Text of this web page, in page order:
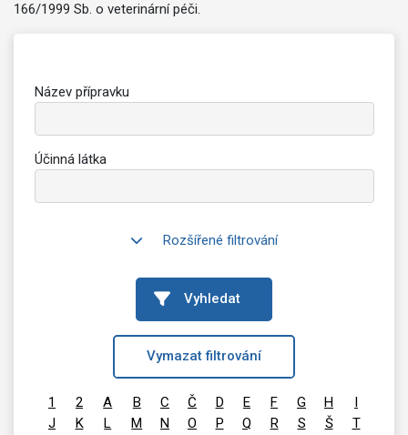
166/1999 Sb. o veterinární péči.
Název přípravku
Účinná látka
Rozšířené filtrování
Vyhledat
Vymazat filtrování
1 2 A B C Č D E F G H
I
J
K L M N O P Q R S Š
T